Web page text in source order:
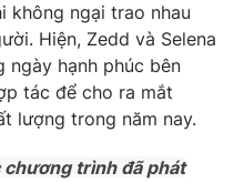
không ngại trao nhau
Hiện, Zedd và Selena
ngày hạnh phúc bên
tác để cho ra mắt
lượng trong năm nay.
chương trình đã phát